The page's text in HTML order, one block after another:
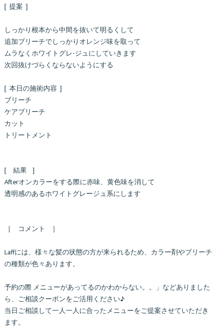
[ 提案 ]
しっかり根本から中間を抜いて明るくして
追加ブリーチでしっかりオレンジ味を取って
ムラなくホワイトグレ-ジュにしていきます
次回抜けづらくならないようにする
[ 本日の施術内容 ]
ブリーチ
ケアブリーチ
カット
トリートメント
[ 結果 ]
Afterオンカラーをする際に赤味、黄色味を消して
透明感のあるホワイトグレージュ系にします
［ コメント ］
Laffには、様々な髪の状態の方が来られるため、カラー剤やブリーチ
の種類が色々あります。
予約の際 メニューがあってるのかわからない。。」などありました
ら、ご相談クーポンをご活用ください♪
当日ご相談して一人一人に合ったメニューをご提案させていただき
ます。